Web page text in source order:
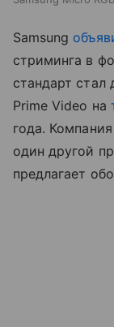
Samsung
стриминга в
стандарт стал
Prime Video на
года.
один другой
предлагает